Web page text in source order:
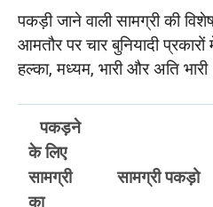
पकड़ी जाने वाली सामग्री की
आमतौर पर चार बुनियादी प्रकारों
हल्का, मध्यम, भारी और अति
पकड़ने
के लिए
सामग्री
सामग्री पकड़ो